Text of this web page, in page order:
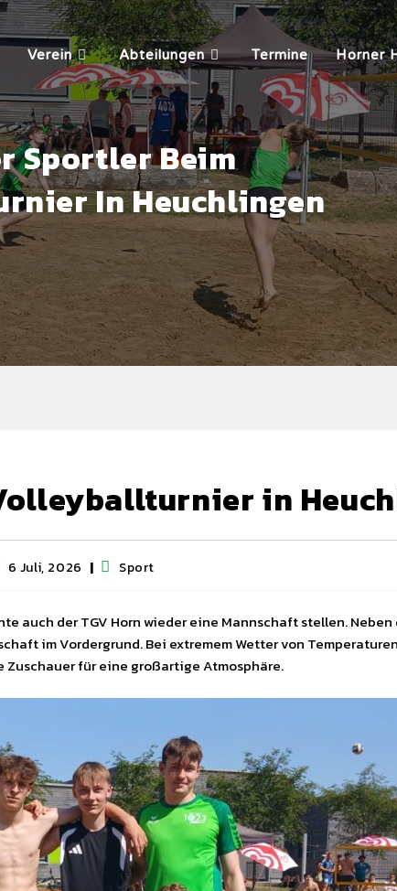
Verein Abteilungen Termine Horner
Sportler Beim
In Heuchlingen
in
6 Juli, 2026 Sport
auch der TGV Horn wieder eine Mannschaft stellen.
im Vordergrund. Bei extremem Wetter von Temperaturen
für eine großartige Atmosphäre.